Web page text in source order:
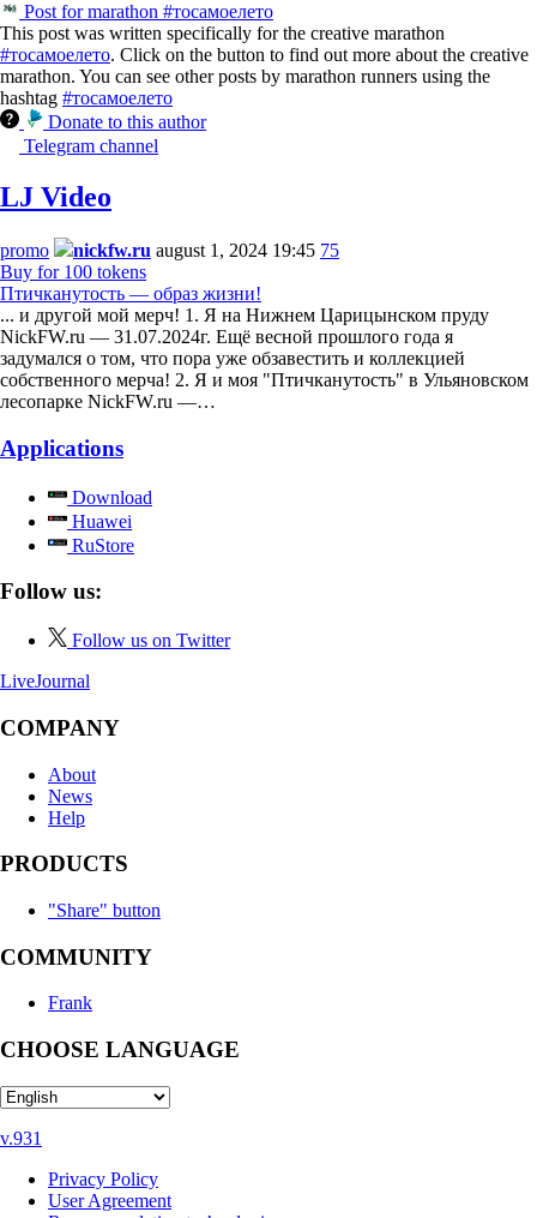
Post for marathon #тосамоелето
This post was written specifically for the creative marathon
#тосамоелето. Click on the button to find out more about the creative
marathon. You can see other posts by marathon runners using the
hashtag #тосамоелето
Donate to this author
Telegram channel
LJ Video
promo nickfw.ru august 1, 2024 19:45 75
Buy for 100 tokens
Птичканутость — образ жизни!
... и другой мой мерч! 1. Я на Нижнем Царицынском пруду
NickFW.ru — 31.07.2024г. Ещё весной прошлого года я
задумался о том, что пора уже обзавестить и коллекцией
собственного мерча! 2. Я и моя "Птичканутость" в Ульяновском
лесопарке NickFW.ru —…
Applications
Download
Huawei
RuStore
Follow us:
Follow us on Twitter
LiveJournal
COMPANY
About
News
Help
PRODUCTS
"Share" button
COMMUNITY
Frank
CHOOSE LANGUAGE
v.931
Privacy Policy
User Agreement